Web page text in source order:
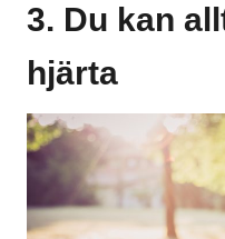
3. Du kan
hjärta